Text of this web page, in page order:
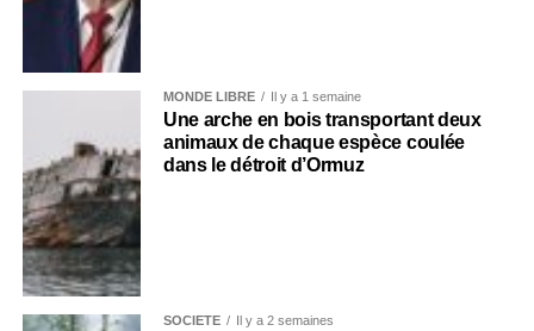
MONDE LIBRE Il y a 1 semaine
Une arche en bois transportant deux
animaux de chaque espèce coulée
dans le détroit d’Ormuz
SOCIÉTÉ Il y a 2 semaines